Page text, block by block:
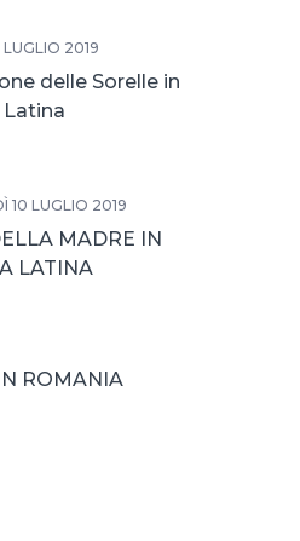
2019
delle Sorelle in
10 LUGLIO 2019
MADRE IN
LATINA
ROMANIA